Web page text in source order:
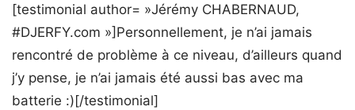
[testimonial author= »Jérémy CHABERNAUD,
#DJERFY.com »]Personnellement, je n’ai jamais
rencontré de problème à ce niveau, d’ailleurs quand
j’y pense, je n’ai jamais été aussi bas avec ma
batterie :)[/testimonial]